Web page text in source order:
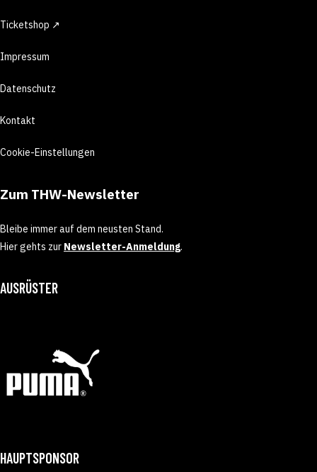
Ticketshop ↗
Impressum
Datenschutz
Kontakt
Cookie-Einstellungen
Zum THW-Newsletter
Bleibe immer auf dem neusten Stand.
Hier gehts zur Newsletter-Anmeldung.
AUSRÜSTER
HAUPTSPONSOR